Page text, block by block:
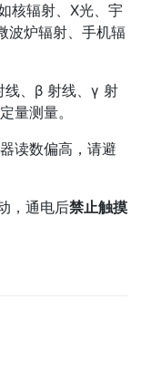
核辐射、X光、宇
波炉辐射、手机辐
、β 射线、γ 射
量测量。
读数偏高，请避
，通电后禁止触摸